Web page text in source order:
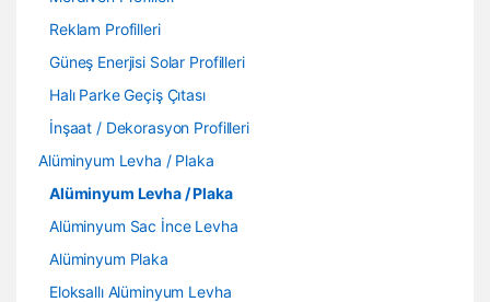
Reklam Profilleri
Güneş Enerjisi Solar Profilleri
Halı Parke Geçiş Çıtası
İnşaat / Dekorasyon Profilleri
Alüminyum Levha / Plaka
Alüminyum Levha / Plaka
Alüminyum Sac İnce Levha
Alüminyum Plaka
Eloksallı Alüminyum Levha